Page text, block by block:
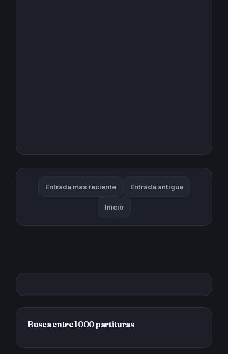
Entrada más reciente Entrada antigua
Inicio
Busca entre 1000 partituras